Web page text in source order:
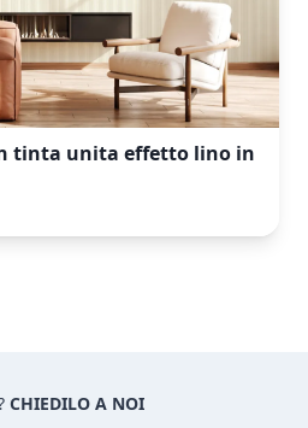
tinta unita effetto lino in
CHIEDILO A NOI